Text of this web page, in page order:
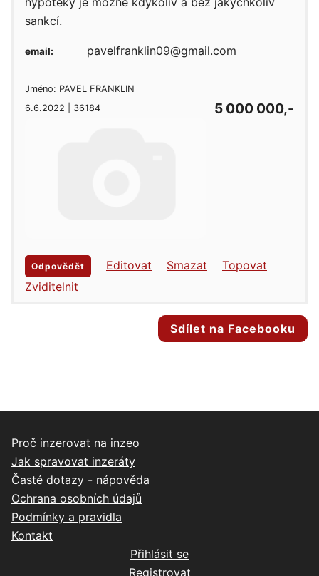
sankcí.
Jméno: PAVEL FRANKLIN
6.6.2022 | 36184
5 000 000,-
email: pavelfranklin09@gmail.com
Odpovědět Editovat Smazat
Topovat
Zviditelnit
Sdílet na Facebooku
Proč inzerovat na inzeo
Jak spravovat inzeráty
Časté dotazy - nápověda
Ochrana osobních údajů
Podmínky a pravidla
Kontakt
Přihlásit se
Registrovat